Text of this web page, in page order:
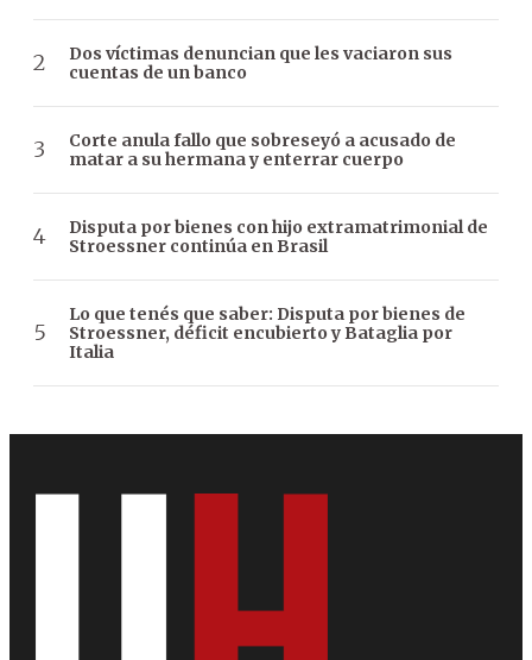
Dos víctimas denuncian que les vaciaron sus
cuentas de un banco
Corte anula fallo que sobreseyó a acusado de
matar a su hermana y enterrar cuerpo
Disputa por bienes con hijo extramatrimonial de
Stroessner continúa en Brasil
Lo que tenés que saber: Disputa por bienes de
Stroessner, déficit encubierto y Bataglia por
Italia